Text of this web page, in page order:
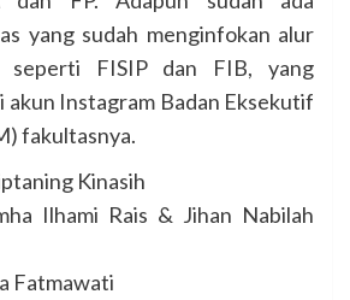
yang sudah menginfokan alur
seperti FISIP dan FIB, yang
akun Instagram Badan Eksekutif
fakultasnya.
Kinasih
Ilhami Rais & Jihan Nabilah
Fatmawati